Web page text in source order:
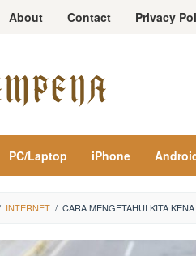
About Contact Privacy
PC/Laptop iPhone
INTERNET / CARA MENGETAHUI KITA